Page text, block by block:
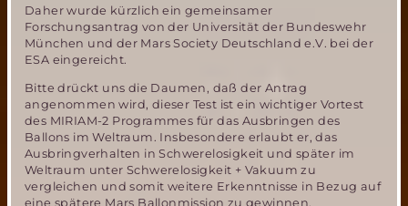
Daher wurde kürzlich ein gemeinsamer
Forschungsantrag von der Universität der Bundeswehr
München und der Mars Society Deutschland e.V. bei der
ESA eingereicht.
Bitte drückt uns die Daumen, daß der Antrag
angenommen wird, dieser Test ist ein wichtiger Vortest
des MIRIAM-2 Programmes für das Ausbringen des
Ballons im Weltraum. Insbesondere erlaubt er, das
Ausbringverhalten in Schwerelosigkeit und später im
Weltraum unter Schwerelosigkeit + Vakuum zu
vergleichen und somit weitere Erkenntnisse in Bezug auf
eine spätere Mars Ballonmission zu gewinnen.